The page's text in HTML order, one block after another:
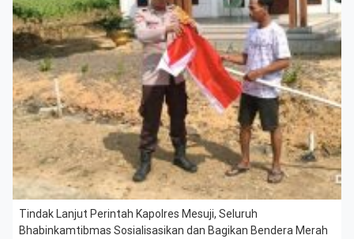
Tindak Lanjut Perintah Kapolres Mesuji, Seluruh
Bhabinkamtibmas Sosialisasikan dan Bagikan Bendera Merah